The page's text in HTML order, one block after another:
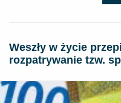
Weszły w życie
rozpatrywanie tzw.